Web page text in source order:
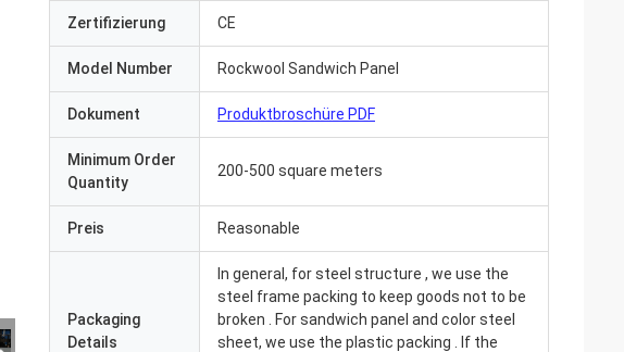
Zertifizierung CE
Model Number Rockwool Sandwich Panel
Dokument Produktbroschüre PDF
Minimum Order
Quantity
200-500 square meters
Preis Reasonable
Packaging
Details
In general, for steel structure , we use the
steel frame packing to keep goods not to be
broken . For sandwich panel and color steel
sheet, we use the plastic packing . If the